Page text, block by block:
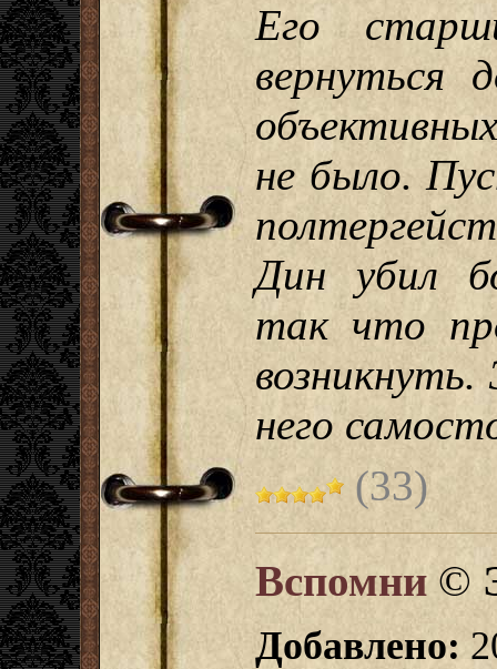
Его
вернуться
не было.
Дин убил
так что
него
(33)
Вспомни ©
Добавлено: